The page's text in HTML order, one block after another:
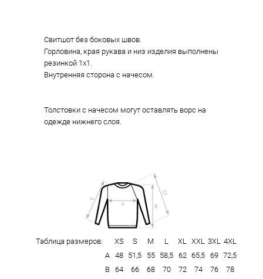
Свитшот без боковых швов.
Горловина, края рукава и низ изделия выполнены
резинкой 1х1.
Внутренняя сторона с начесом.
Толстовки с начесом могут оставлять ворс на
одежде нижнего слоя.
Таблица размеров: XS S M L XL XXL 3XL 4XL
А 48 51,5 55 58,5 62 65,5 69 72,5
В 64 66 68 70 72 74 76
78